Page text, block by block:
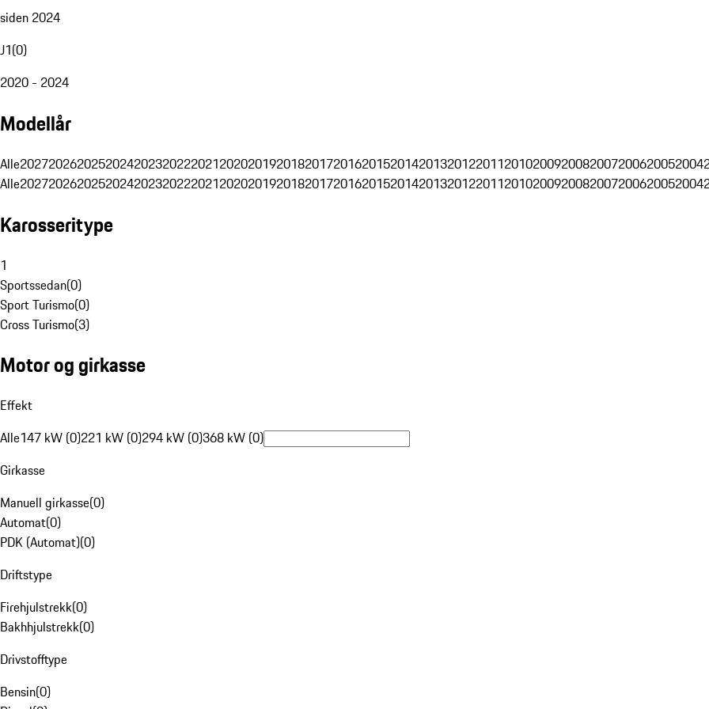
siden 2024
J1(0)
2020 - 2024
Modellår
Alle202720262025202420232022202120202019201820172016201520142013201220112010200920082007200620052004
Alle202720262025202420232022202120202019201820172016201520142013201220112010200920082007200620052004
Karosseritype
1
Sportssedan(0)
Sport Turismo(0)
Cross Turismo(3)
Motor og girkasse
Effekt
Alle147 kW (0)221 kW (0)294 kW (0)368 kW (0)
Girkasse
Manuell girkasse(0)
Automat(0)
PDK (Automat)(0)
Driftstype
Firehjulstrekk(0)
Bakhhjulstrekk(0)
Drivstofftype
Bensin(0)